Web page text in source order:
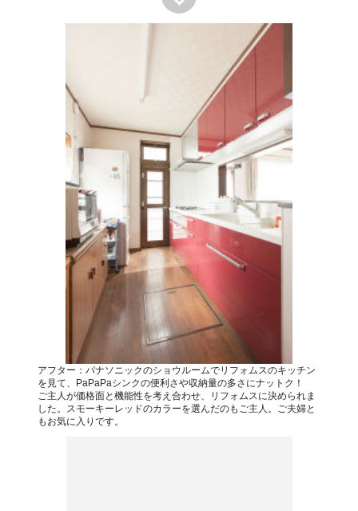
アフター：パナソニックのショウルームでリフォムスのキッチン
を見て、PaPaPaシンクの便利さや収納量の多さにナットク！
ご主人が価格面と機能性を考え合わせ、リフォムスに決められま
した。スモーキーレッドのカラーを選んだのもご主人。ご夫婦と
もお気に入りです。